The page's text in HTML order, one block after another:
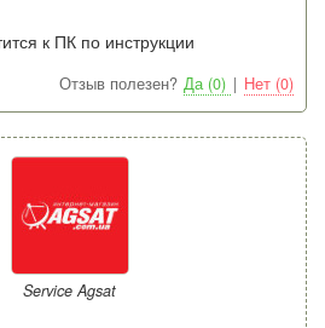
к ПК по инструкции
Отзыв полезен? Да (0) | Нет (0)
Service Agsat